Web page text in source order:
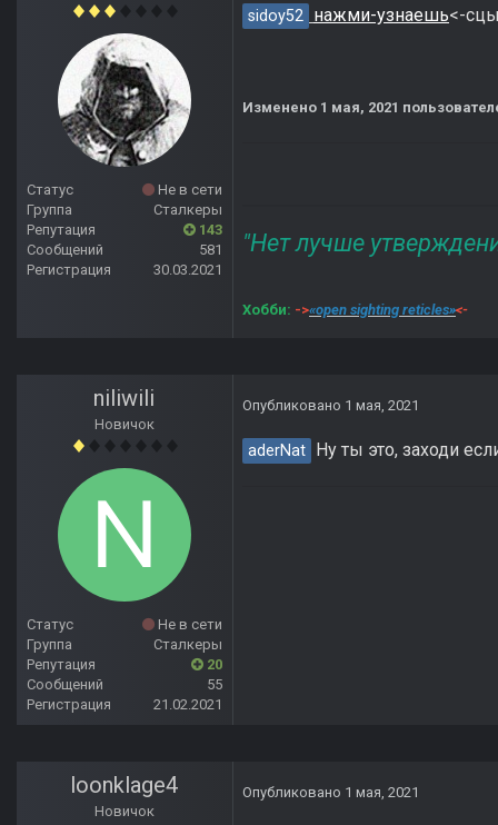
Статус
Не в сети
Группа
Сталкеры
Репутация
143
Сообщений
581
Регистрация
30.03.2021
sidoy52 нажми-узнаешь<-
Изменено 1 мая, 2021
"Нет лучше
Хобби: ->«open sighting reticles»<-
niliwili
Новичок
Статус
Не в сети
Группа
Сталкеры
Репутация
20
Сообщений
55
Регистрация
21.02.2021
Опубликовано 1 мая, 2021
aderNat Ну ты это, заходи
loonklage4
Новичок
Опубликовано 1 мая, 2021